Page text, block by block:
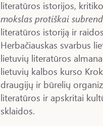
literatūros istorijos,
mokslas protiškai
literatūros istoriją ir
Herbačiauskas svarbus
lietuvių literatūros
lietuvių kalbos kurso
draugijų ir būrelių
literatūros ir apskritai
sklaidos.